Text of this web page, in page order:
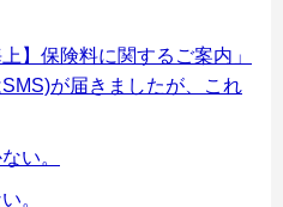
】保険料に関するご案内」
が届きましたが、これ
い。
。